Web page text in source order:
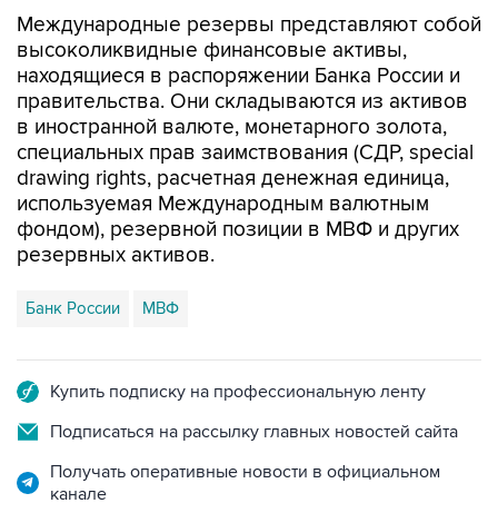
Международные резервы представляют собой
высоколиквидные финансовые активы,
находящиеся в распоряжении Банка России и
правительства. Они складываются из активов
в иностранной валюте, монетарного золота,
специальных прав заимствования (СДР, special
drawing rights, расчетная денежная единица,
используемая Международным валютным
фондом), резервной позиции в МВФ и других
резервных активов.
Банк России МВФ
Купить подписку на профессиональную ленту
Подписаться на рассылку главных новостей сайта
Получать оперативные новости в официальном
канале